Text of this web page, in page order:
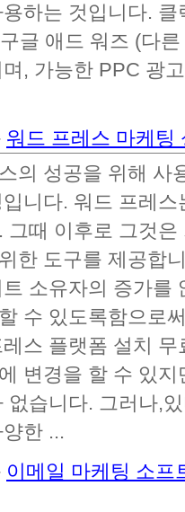
하는 것입니다.
글 애드 워즈 (다
, 가능한 PPC 광
워드 프레스 마케팅
의 성공을 위해 사
니다. 워드 프레
그때 이후로 그것
한 도구를 제공합
소유자의 증가를
수 있도록함으로
스 플랫폼 설치
변경을 할 수 있
없습니다. 그러나,
한 ...
이메일 마케팅 소프